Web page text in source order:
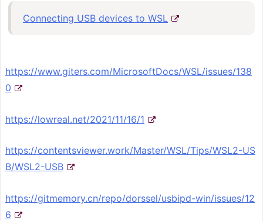
Connecting USB devices to WSL
https://www.giters.com/MicrosoftDocs/WSL/issues/138
0
https://lowreal.net/2021/11/16/1
https://contentsviewer.work/Master/WSL/Tips/WSL2-US
B/WSL2-USB
https://gitmemory.cn/repo/dorssel/usbipd-win/issues/12
6